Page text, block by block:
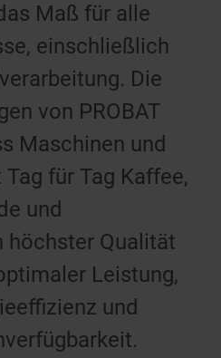
Maß für alle
einschließlich
Die
von PROBAT
Maschinen und
für Tag Kaffee,
und
höchster Qualität
Leistung,
und